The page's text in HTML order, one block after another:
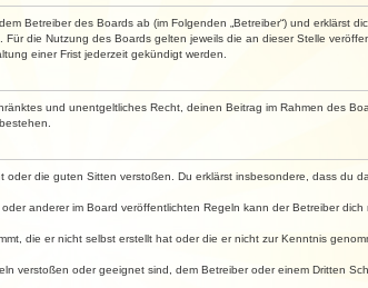
Betreiber des Boards ab (im Folgenden „Betreiber“) und erklärst
die Nutzung des Boards gelten jeweils die an dieser Stelle
einer Frist jederzeit gekündigt werden.
und unentgeltliches Recht, deinen Beitrag im Rahmen des
die guten Sitten verstoßen. Du erklärst insbesondere, dass du
anderer im Board veröffentlichten Regeln kann der Betreiber
die er nicht selbst erstellt hat oder die er nicht zur Kenntnis
verstoßen oder geeignet sind, dem Betreiber oder einem Dritten